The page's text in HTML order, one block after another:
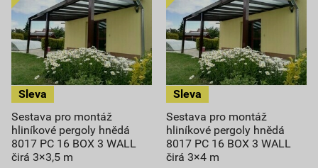
Sestava pro montáž
hliníkové pergoly hnědá
8017 PC 16 BOX 3 WALL
čirá 3×3,5 m
Sestava pro montáž
hliníkové pergoly hnědá
8017 PC 16 BOX 3 WALL
čirá 3×4 m